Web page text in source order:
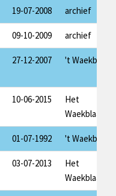
19-07-2008 archief
09-10-2009 archief
27-12-2007 't Waekblaad
10-06-2015
Het
Waekblaad
01-07-1992 't Waekblaad
03-07-2013
Het
Waekblaad